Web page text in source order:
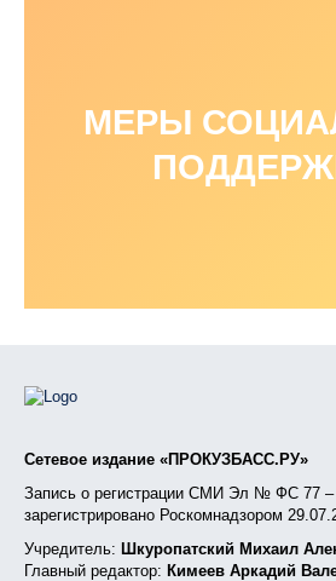
МЕРЫ
Сетевое издание «ПРОКУЗБАСС.РУ»
Запись о регистрации СМИ Эл № ФС 77 –
зарегистрировано Роскомнадзором
Учредитель: Шкуропатский Михаил
Главный редактор: Кимеев Аркадий